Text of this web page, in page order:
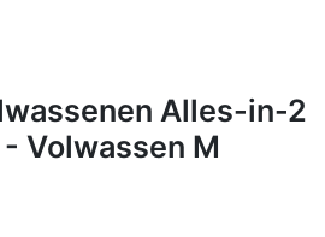
Alles-in-2
Volwassen M